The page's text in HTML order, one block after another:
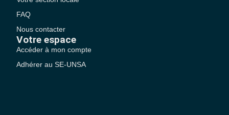
FAQ
Nous contacter
Votre espace
Accéder à mon compte
Adhérer au SE-UNSA